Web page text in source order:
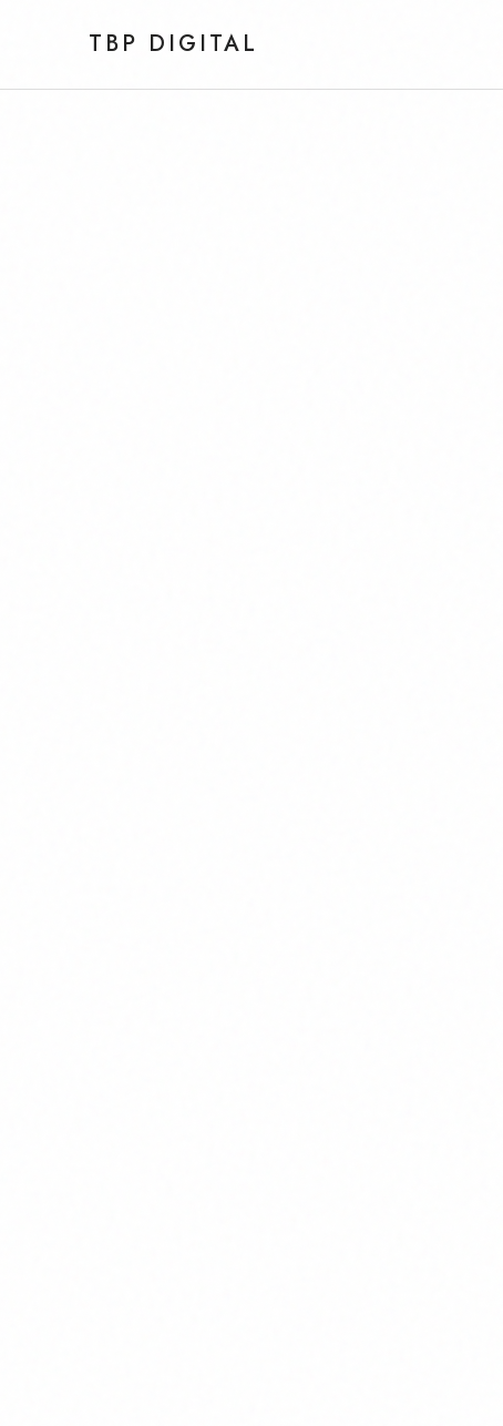
TBP DIGITAL